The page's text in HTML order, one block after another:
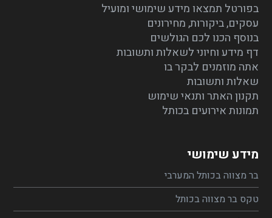
בפורטל תמצאו מידע שימושי ומועיל
עסקים, ביקורות, מחירונים
בנוסף הכנו לכם הגולשים
דף מידע וחיוני לשאלות ותשובות
אתה מוזמנים לבקר בו
שאלות ותשובות
תקנון האתר ותנאי שימוש
תמונות אירועים בכותל
מידע שימושי
בר מצווה בכותל המערבי
טקס בר מצווה בכותל